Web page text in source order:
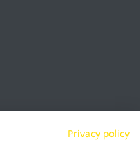
Privacy policy